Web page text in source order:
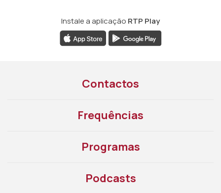
Instale a aplicação RTP Play
Contactos
Frequências
Programas
Podcasts